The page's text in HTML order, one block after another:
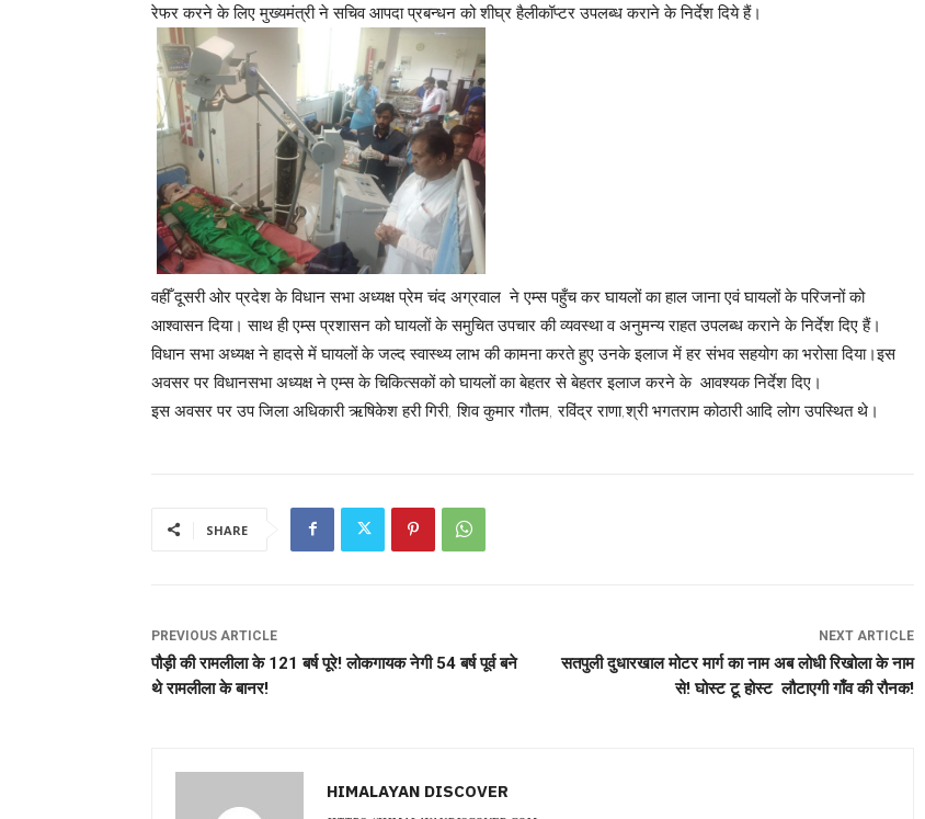
रेफर करने के लिए मुख्यमंत्री ने सचिव आपदा प्रबन्धन को शीघ्र हैलीकॉप्टर उपलब्ध कराने के निर्देश दिये हैं।
वहीँ दूसरी ओर प्रदेश के विधान सभा अध्यक्ष प्रेम चंद अग्रवाल ने एम्स पहुँच कर घायलों का हाल जाना एवं घायलों के परिजनों को
आश्वासन दिया। साथ ही एम्स प्रशासन को घायलों के समुचित उपचार की व्यवस्था व अनुमन्य राहत उपलब्ध कराने के निर्देश दिए हैं।
विधान सभा अध्यक्ष ने हादसे में घायलों के जल्द स्वास्थ्य लाभ की कामना करते हुए उनके इलाज में हर संभव सहयोग का भरोसा दिया।इस
अवसर पर विधानसभा अध्यक्ष ने एम्स के चिकित्सकों को घायलों का बेहतर से बेहतर इलाज करने के आवश्यक निर्देश दिए।
इस अवसर पर उप जिला अधिकारी ऋषिकेश हरी गिरी, शिव कुमार गौतम, रविंद्र राणा,श्री भगतराम कोठारी आदि लोग उपस्थित थे।
SHARE
PREVIOUS ARTICLE
पौड़ी की रामलीला के 121 बर्ष पूरे! लोकगायक नेगी 54 बर्ष पूर्व बने
थे रामलीला के बानर!
NEXT ARTICLE
सतपुली दुधारखाल मोटर मार्ग का नाम अब लोधी रिखोला के नाम
से! घोस्ट टू होस्ट लौटाएगी गाँव की रौनक!
HIMALAYAN DISCOVER